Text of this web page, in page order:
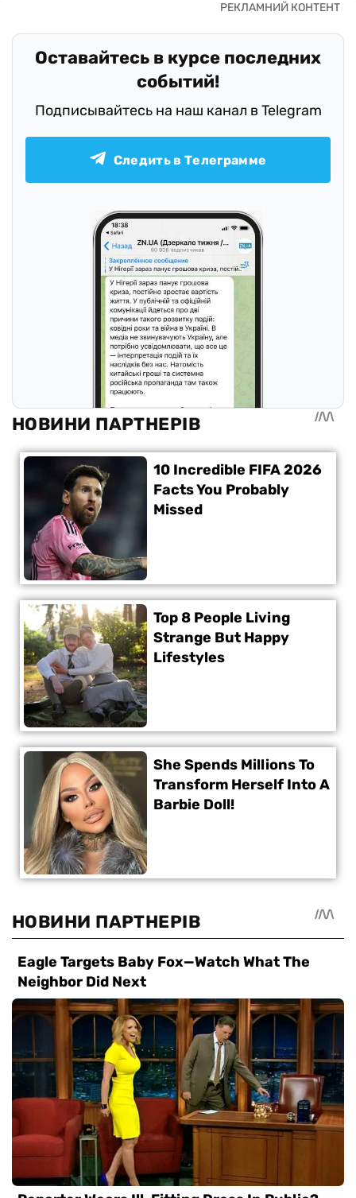
Оставайтесь в курсе последних
событий!
Подписывайтесь на наш канал в Telegram
Следить в Телеграмме